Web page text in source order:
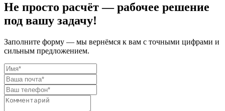
Не просто расчёт — рабочее решение
под вашу задачу!
Заполните форму — мы вернёмся к вам с точными цифрами и
сильным предложением.